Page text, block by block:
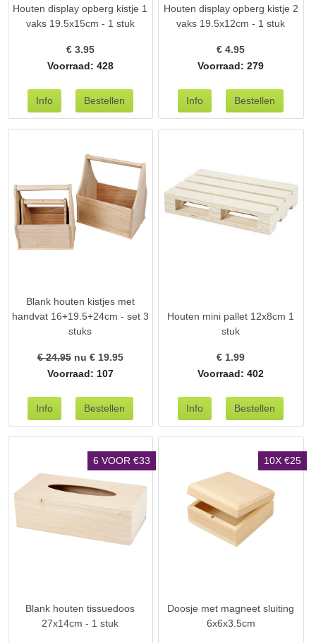
Houten display opberg kistje 1
vaks 19.5x15cm - 1 stuk
€ 3.95
Voorraad: 428
Houten display opberg kistje 2
vaks 19.5x12cm - 1 stuk
€4.95
Voorraad: 279
Blank houten kistjes met
handvat 16+19.5+24cm - set 3
stuks
€ 24.95nu € 19.95
Voorraad: 107
Houten mini pallet 12x8cm 1
stuk
€ 1.99
Voorraad: 402
6 VOOR €33
Blank houten tissuedoos
27x14cm - 1 stuk
10X €25
Doosje met magneet sluiting
6x6x3.5cm